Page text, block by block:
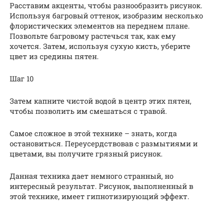
Расставим акценты, чтобы разнообразить рисунок.
Используя багровый оттенок, изобразим несколько
флористических элементов на переднем плане.
Позвольте багровому растечься так, как ему
хочется. Затем, используя сухую кисть, уберите
цвет из средины пятен.
Шаг 10
Затем капните чистой водой в центр этих пятен,
чтобы позволить им смешаться с травой.
Самое сложное в этой технике – знать, когда
остановиться. Переусердствовав с размытиями и
цветами, вы получите грязный рисунок.
Данная техника дает немного странный, но
интересный результат. Рисунок, выполненный в
этой технике, имеет гипнотизирующий эффект.